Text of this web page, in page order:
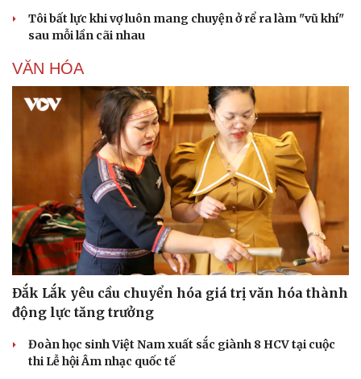
Tôi bất lực khi vợ luôn mang chuyện ở rể ra làm "vũ khí"
sau mỗi lần cãi nhau
VĂN HÓA
Đắk Lắk yêu cầu chuyển hóa giá trị văn hóa thành
động lực tăng trưởng
Đoàn học sinh Việt Nam xuất sắc giành 8 HCV tại cuộc
thi Lễ hội Âm nhạc quốc tế